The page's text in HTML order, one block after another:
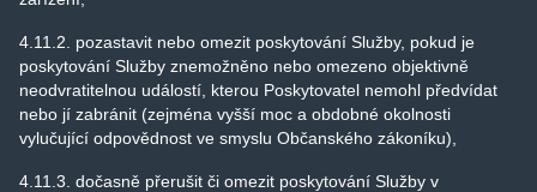
4.11.2. pozastavit nebo omezit poskytování Služby, pokud je
poskytování Služby znemožněno nebo omezeno objektivně
neodvratitelnou událostí, kterou Poskytovatel nemohl předvídat
nebo jí zabránit (zejména vyšší moc a obdobné okolnosti
vylučující odpovědnost ve smyslu Občanského zákoníku),
4.11.3. dočasně přerušit či omezit poskytování Služby v